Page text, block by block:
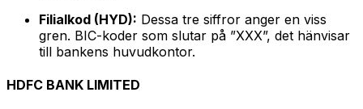
Filialkod (HYD): Dessa tre siffror anger en viss
gren. BIC-koder som slutar på ”XXX”, det hänvisar
till bankens huvudkontor.
HDFC BANK LIMITED